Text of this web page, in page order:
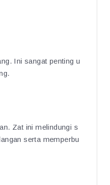
Ini sangat penting u
Zat ini melindungi s
serta memperbu